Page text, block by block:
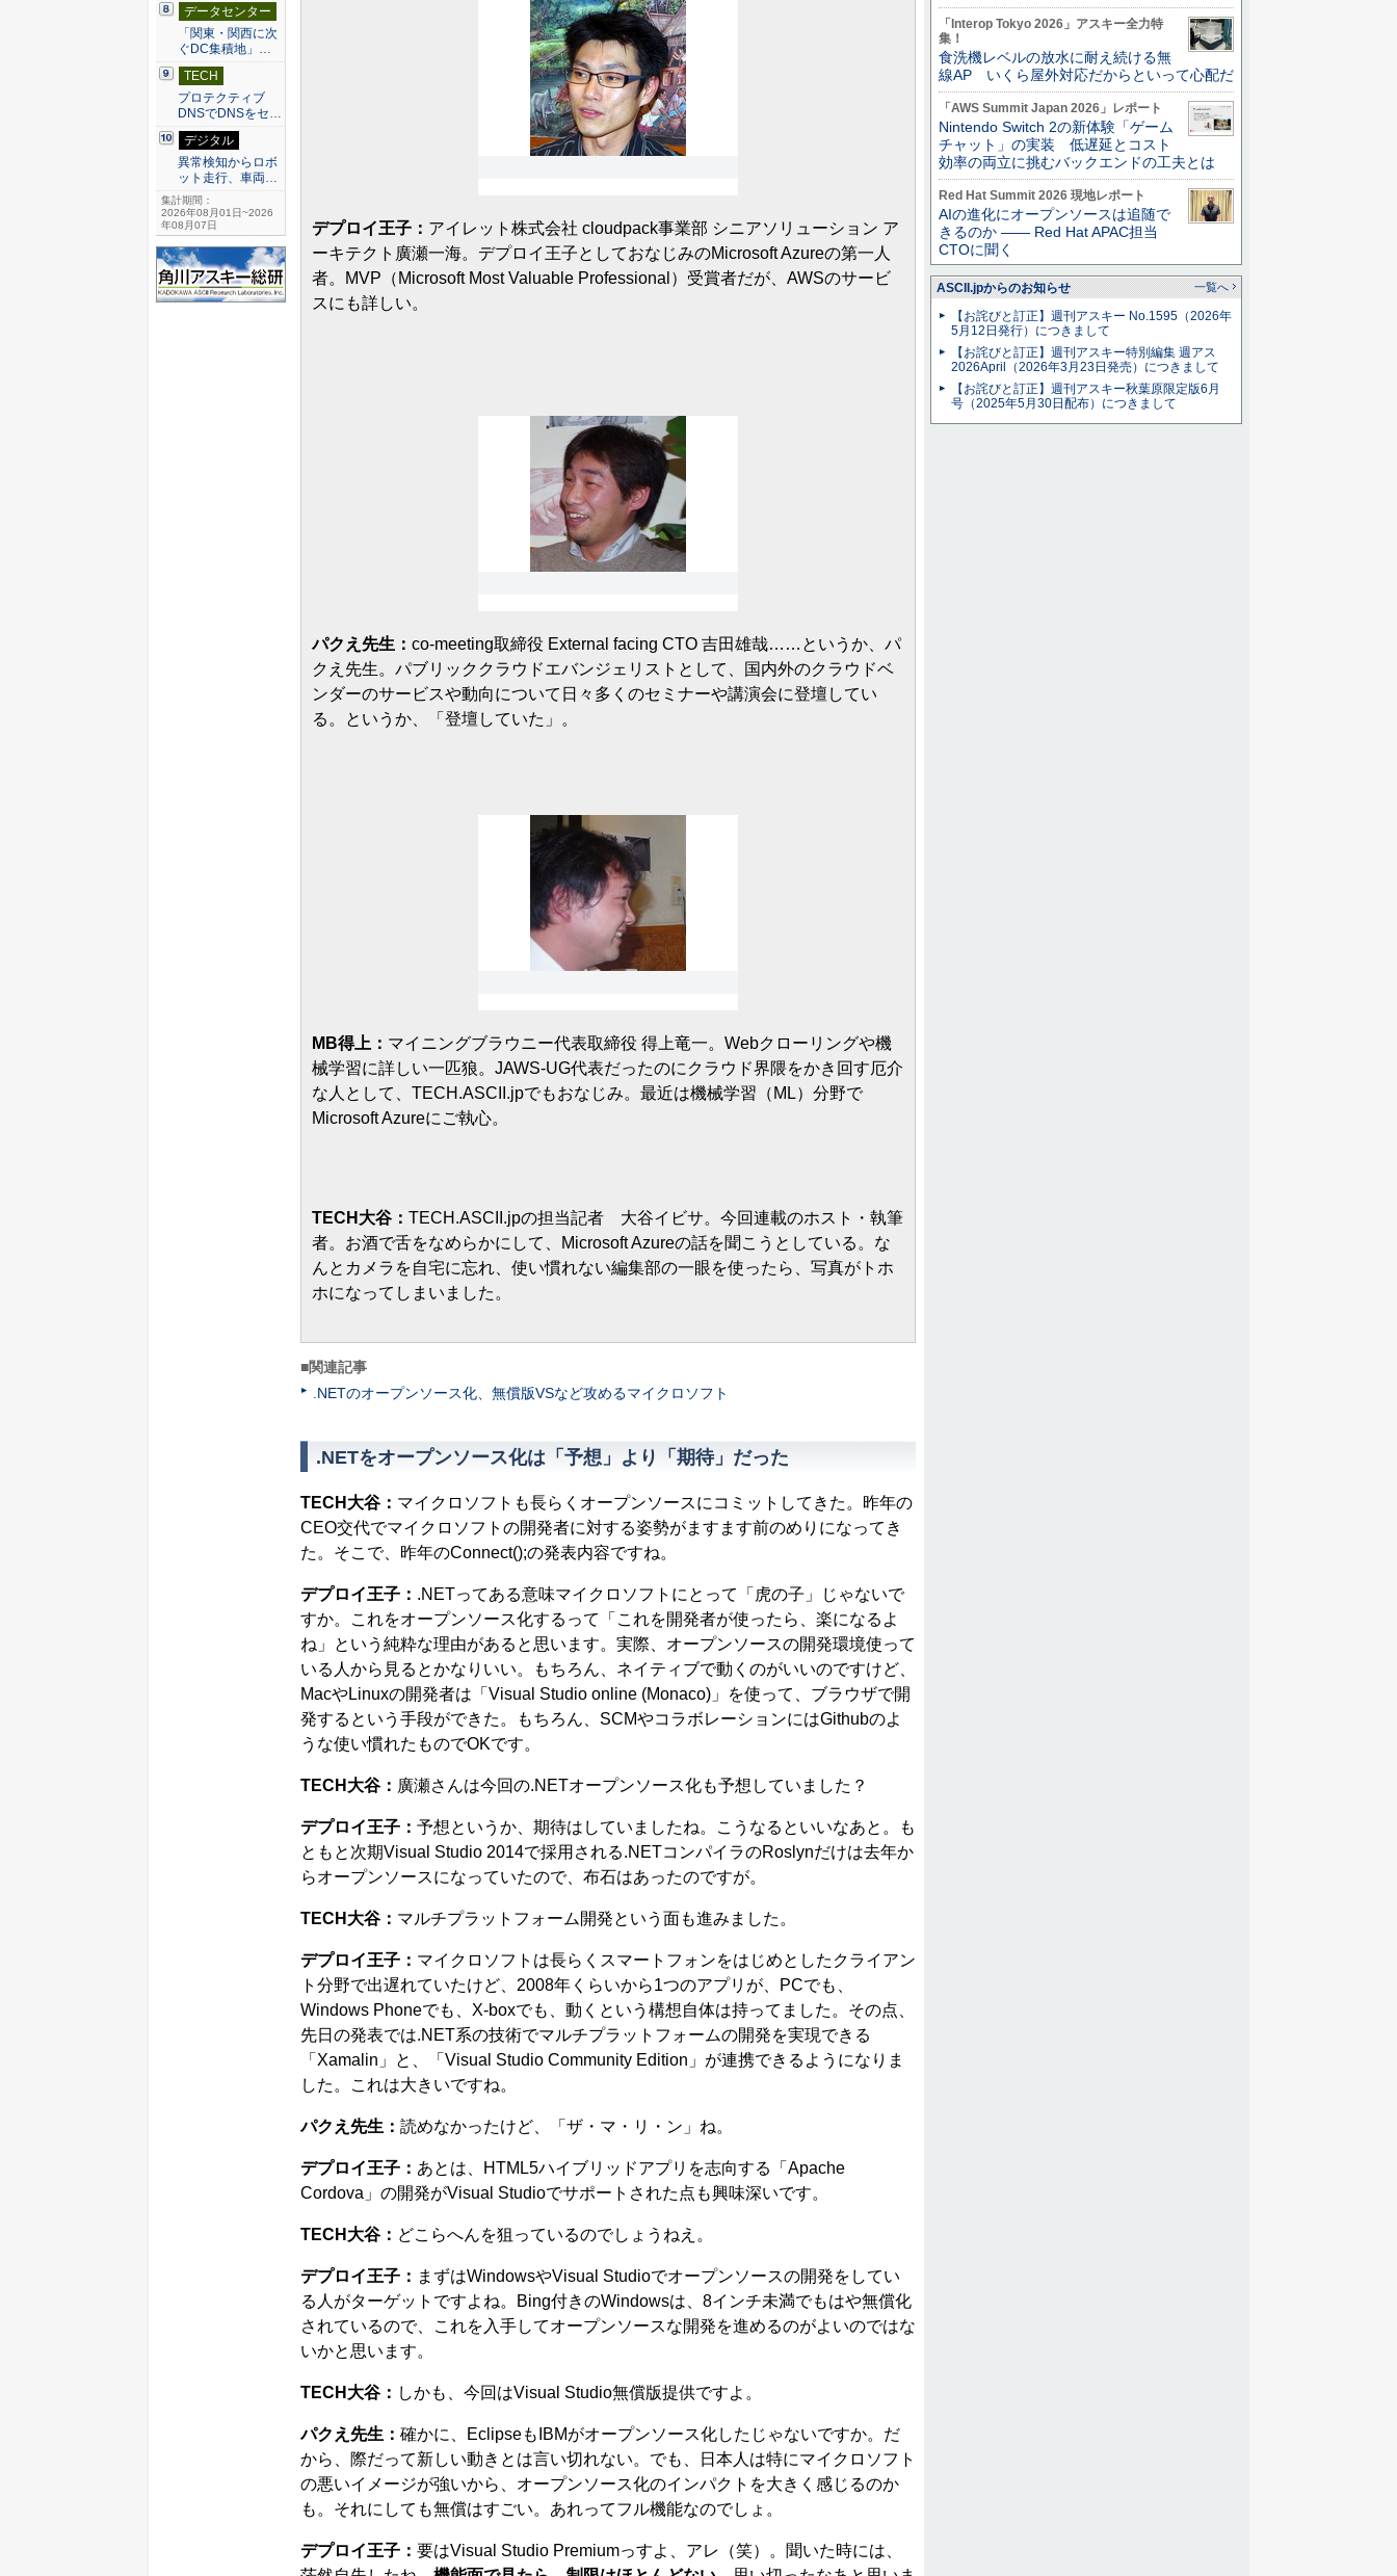
デプロイ王子： アイレット株式会社 cloudpack事業部 シニアソリューション ア
ーキテクト廣瀬一海。デプロイ王子としておなじみのMicrosoft Azureの第一人
者。MVP（Microsoft Most Valuable Professional）受賞者だが、AWSのサービ
スにも詳しい。
パクえ先生： co-meeting取締役 External facing CTO 吉田雄哉……というか、パ
クえ先生。パブリッククラウドエバンジェリストとして、国内外のクラウドベ
ンダーのサービスや動向について日々多くのセミナーや講演会に登壇してい
る。というか、「登壇していた」。
MB得上： マイニングブラウニー代表取締役 得上竜一。Webクローリングや機
械学習に詳しい一匹狼。JAWS-UG代表だったのにクラウド界隈をかき回す厄介
な人として、TECH.ASCII.jpでもおなじみ。最近は機械学習（ML）分野で
Microsoft Azureにご執心。
TECH大谷： TECH.ASCII.jpの担当記者 大谷イビサ。今回連載のホスト・執筆
者。お酒で舌をなめらかにして、Microsoft Azureの話を聞こうとしている。な
んとカメラを自宅に忘れ、使い慣れない編集部の一眼を使ったら、写真がトホ
ホになってしまいました。
■関連記事
.NETのオープンソース化、無償版VSなど攻めるマイクロソフト
.NETをオープンソース化は「予想」より「期待」だった
TECH大谷： マイクロソフトも長らくオープンソースにコミットしてきた。昨年の
CEO交代でマイクロソフトの開発者に対する姿勢がますます前のめりになってき
た。そこで、昨年のConnect();の発表内容ですね。
デプロイ王子： .NETってある意味マイクロソフトにとって「虎の子」じゃないで
すか。これをオープンソース化するって「これを開発者が使ったら、楽になるよ
ね」という純粋な理由があると思います。実際、オープンソースの開発環境使って
いる人から見るとかなりいい。もちろん、ネイティブで動くのがいいのですけど、
MacやLinuxの開発者は「Visual Studio online (Monaco)」を使って、ブラウザで開
発するという手段ができた。もちろん、SCMやコラボレーションにはGithubのよ
うな使い慣れたものでOKです。
TECH大谷： 廣瀬さんは今回の.NETオープンソース化も予想していました？
デプロイ王子： 予想というか、期待はしていましたね。こうなるといいなあと。も
ともと次期Visual Studio 2014で採用される.NETコンパイラのRoslynだけは去年か
らオープンソースになっていたので、布石はあったのですが。
TECH大谷： マルチプラットフォーム開発という面も進みました。
デプロイ王子： マイクロソフトは長らくスマートフォンをはじめとしたクライアン
ト分野で出遅れていたけど、2008年くらいから1つのアプリが、PCでも、
Windows Phoneでも、X-boxでも、動くという構想自体は持ってました。その点、
先日の発表では.NET系の技術でマルチプラットフォームの開発を実現できる
「Xamalin」と、「Visual Studio Community Edition」が連携できるようになりま
した。これは大きいですね。
パクえ先生： 読めなかったけど、「ザ・マ・リ・ン」ね。
デプロイ王子： あとは、HTML5ハイブリッドアプリを志向する「Apache
Cordova」の開発がVisual Studioでサポートされた点も興味深いです。
TECH大谷： どこらへんを狙っているのでしょうねえ。
デプロイ王子： まずはWindowsやVisual Studioでオープンソースの開発をしてい
る人がターゲットですよね。Bing付きのWindowsは、8インチ未満でもはや無償化
されているので、これを入手してオープンソースな開発を進めるのがよいのではな
いかと思います。
TECH大谷： しかも、今回はVisual Studio無償版提供ですよ。
パクえ先生： 確かに、EclipseもIBMがオープンソース化したじゃないですか。だ
から、際だって新しい動きとは言い切れない。でも、日本人は特にマイクロソフト
の悪いイメージが強いから、オープンソース化のインパクトを大きく感じるのか
も。それにしても無償はすごい。あれってフル機能なのでしょ。
デプロイ王子： 要はVisual Studio Premiumっすよ、アレ（笑）。聞いた時には、
データセンター
「関東・関西に次
ぐDC集積地」…
TECH
プロテクティブ
DNSでDNSをセ…
デジタル
異常検知からロボ
ット走行、車両…
集計期間：
2026年08月01日~2026
年08月07日
「Interop Tokyo 2026」アスキー全力特
集！
食洗機レベルの放水に耐え続ける無
線AP いくら屋外対応だからといって心配だ
「AWS Summit Japan 2026」レポート
Nintendo Switch 2の新体験「ゲーム
チャット」の実装 低遅延とコスト
効率の両立に挑むバックエンドの工夫とは
Red Hat Summit 2026 現地レポート
AIの進化にオープンソースは追随で
きるのか ―― Red Hat APAC担当
CTOに聞く
ASCII.jpからのお知らせ 一覧へ
【お詫びと訂正】週刊アスキー No.1595（2026年
5月12日発行）につきまして
【お詫びと訂正】週刊アスキー特別編集 週アス
2026April（2026年3月23日発売）につきまして
【お詫びと訂正】週刊アスキー秋葉原限定版6月
号（2025年5月30日配布）につきまして